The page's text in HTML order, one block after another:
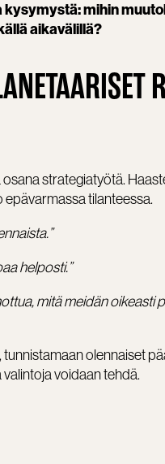
kysymystä: mihin
aikavälillä?
strategiatyötä.
tilanteessa.
helposti.”
mitä meidän oikeasti
olennaiset
voidaan tehdä.